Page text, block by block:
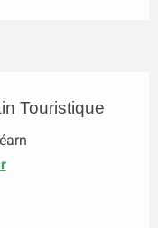
Touristique